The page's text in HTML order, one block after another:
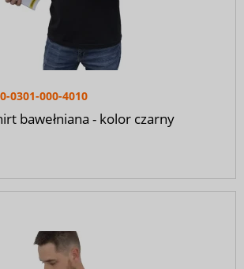
0-0301-000-4010
bawełniana - kolor czarny